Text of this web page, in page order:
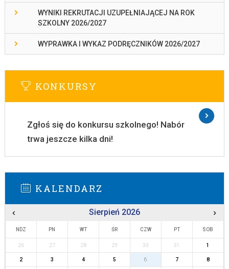
WYNIKI REKRUTACJI UZUPEŁNIAJĄCEJ NA ROK
SZKOLNY 2026/2027
WYPRAWKA I WYKAZ PODRĘCZNIKÓW 2026/2027
KONKURSY
Zgłoś się do konkursu szkolnego! Nabór
trwa jeszcze kilka dni!
KALENDARZ
‹ Sierpień 2026 ›
NDZ PN WT ŚR CZW PT SOB
26 27 28 29 30 31 1
2 3 4 5 6 7 8